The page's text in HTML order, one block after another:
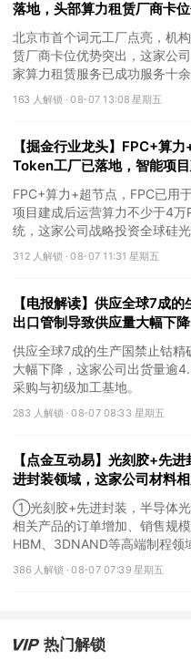
落地，头部算力租赁厂商卡
Token工厂项目
北京市首个词元工厂点亮，机
赁厂商卡位优势突出，这家公
家算力租赁服务已成功服务十余
163 人解锁 ·08-07 13:08 星期五
【掘金行业龙头】FPC+算
Token工厂已落地，智能项
家公司布局并成功研发国产
FPC+算力+超节点，FPC已用
项目建成后运营算力不少于4
统，这家公司战略投资全球硅
312 人解锁 ·08-07 11:31 星期五
【电报解读】供应全球7成
出口管制导致供应量大幅下
供应全球7成的生产国禁止钴
大幅下降，这家公司出货量逾
采购与初级加工基地。
283 人解锁 ·08-07 08:33 星期五
【点金互动易】光刻胶+先
进封装领域，这家公司材料
①光刻胶+先进封装，半导体
相关产品的订单增加、销售规
HBM、3DNAND等高端制程领
②华为+高速连接器，这家公
联产品已对接导入国内头部AI
386 人解锁 ·08-07 07:39 星期五
热门解锁